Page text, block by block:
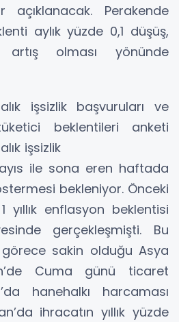
açıklanacak. Perakende
aylık yüzde 0,1 düşüş,
artış olması yönünde
işsizlik başvuruları ve
beklentileri anketi
işsizlik
ile sona eren haftada
bekleniyor. Önceki
yıllık enflasyon beklentisi
gerçekleşmişti. Bu
görece sakin olduğu Asya
Cuma günü ticaret
hanehalkı harcaması
ihracatın yıllık yüzde